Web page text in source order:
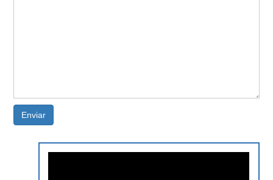
Enviar